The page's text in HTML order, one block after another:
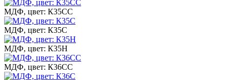
МДФ, цвет: К35СС
МДФ, цвет: К35С
МДФ, цвет: К35Н
МДФ, цвет: К36СС